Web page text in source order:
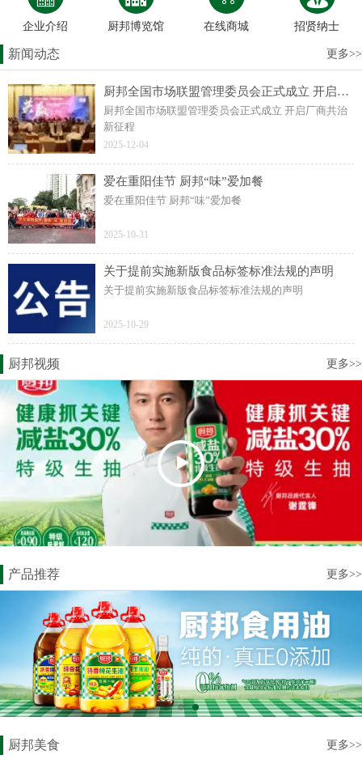
企业介绍 厨邦博览馆 在线商城 招贤纳士
新闻动态 更多>>
厨邦全国市场联盟管理委员会正式成立 开启厂商共治新征程
厨邦全国市场联盟管理委员会正式成立 开启厂商共治
新征程
2025-12-04
爱在重阳佳节 厨邦“味”爱加餐
爱在重阳佳节 厨邦“味”爱加餐
2025-10-31
关于提前实施新版食品标签标准法规的声明
关于提前实施新版食品标签标准法规的声明
2025-10-29
厨邦视频 更多>>
产品推荐 更多>>
厨邦美食 更多>>